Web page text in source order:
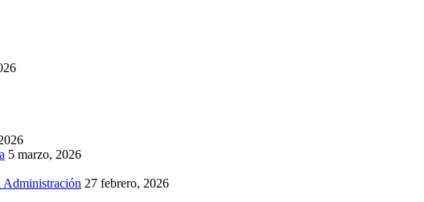
5 marzo, 2026
Administración 27 febrero, 2026